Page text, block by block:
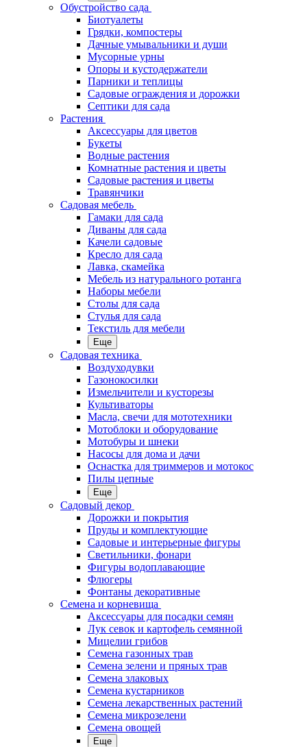
Обустройство сада
Биотуалеты
Грядки, компостеры
Дачные умывальники и души
Мусорные урны
Опоры и кустодержатели
Парники и теплицы
Садовые ограждения и дорожки
Септики для сада
Растения
Аксессуары для цветов
Букеты
Водные растения
Комнатные растения и цветы
Садовые растения и цветы
Травянчики
Садовая мебель
Гамаки для сада
Диваны для сада
Качели садовые
Кресло для сада
Лавка, скамейка
Мебель из натурального ротанга
Наборы мебели
Столы для сада
Стулья для сада
Текстиль для мебели
Еще
Садовая техника
Воздуходувки
Газонокосилки
Измельчители и кусторезы
Культиваторы
Масла, свечи для мототехники
Мотоблоки и оборудование
Мотобуры и шнеки
Насосы для дома и дачи
Оснастка для триммеров и мотокос
Пилы цепные
Еще
Садовый декор
Дорожки и покрытия
Пруды и комплектующие
Садовые и интерьерные фигуры
Светильники, фонари
Фигуры водоплавающие
Флюгеры
Фонтаны декоративные
Семена и корневища
Аксессуары для посадки семян
Лук севок и картофель семянной
Мицелии грибов
Семена газонных трав
Семена зелени и пряных трав
Семена злаковых
Семена кустарников
Семена лекарственных растений
Семена микрозелени
Семена овощей
Еще